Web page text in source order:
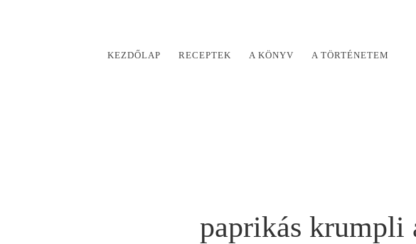
KEZDŐLAP RECEPTEK A KÖNYV A TÖRTÉNETEM
paprikás krumpli